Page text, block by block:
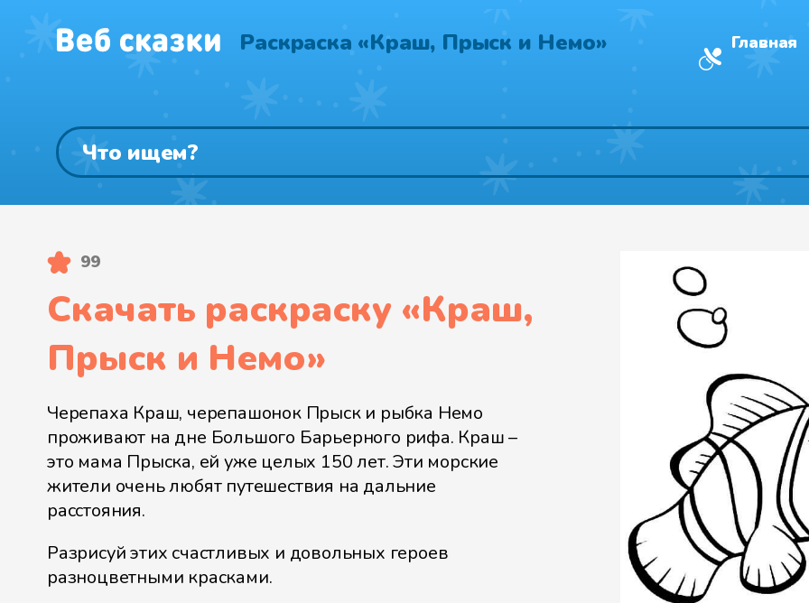
Раскраска «Краш, Прыск и Немо» Главная
99
Скачать раскраску «Краш,
Прыск и Немо»
Черепаха Краш, черепашонок Прыск и рыбка Немо
проживают на дне Большого Барьерного рифа. Краш –
это мама Прыска, ей уже целых 150 лет. Эти морские
жители очень любят путешествия на дальние
расстояния.
Разрисуй этих счастливых и довольных героев
разноцветными красками.